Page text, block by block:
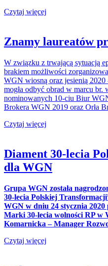
Czytaj więcej
Znamy laureatów
W związku z trwającą sytuacją
brakiem możliwości
WGN wiosną oraz jesienią
mogła odbyć obrad w marcu br.
nominowanych 10-ciu Biur
Brokera WGN 2019 oraz Orła
Czytaj więcej
Diament 30-lecia
dla WGN
Grupa WGN została
30-lecia Polskiej
WGN w dniu 24 stycznia
Marki 30-lecia wolności RP w
Komarnicka – Manager
Czytaj więcej